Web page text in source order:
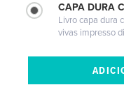
CAPA DURA
Livro capa dura
vivas impresso